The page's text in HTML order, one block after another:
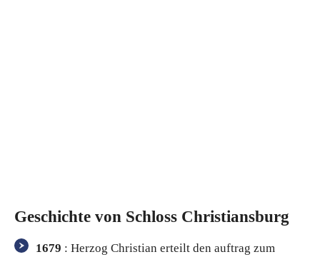
Geschichte von Schloss Christiansburg
1679 : Herzog Christian erteilt den auftrag zum